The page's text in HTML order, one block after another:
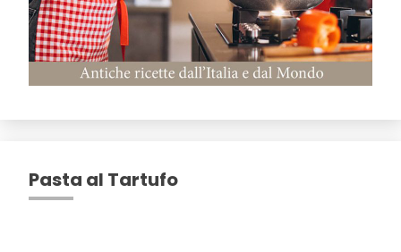
Pasta al Tartufo